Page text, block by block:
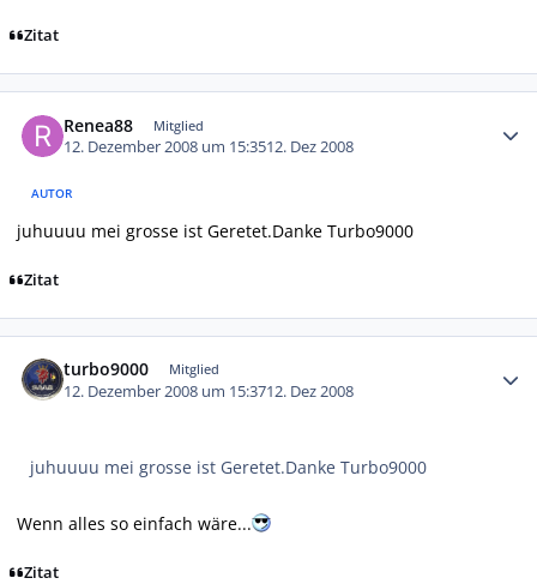
Zitat
Renea88 Mitglied
12. Dezember 2008 um 15:3512. Dez 2008
AUTOR
juhuuuu mei grosse ist Geretet.Danke Turbo9000
Zitat
turbo9000 Mitglied
12. Dezember 2008 um 15:3712. Dez 2008
juhuuuu mei grosse ist Geretet.Danke Turbo9000
Wenn alles so einfach wäre...
Zitat